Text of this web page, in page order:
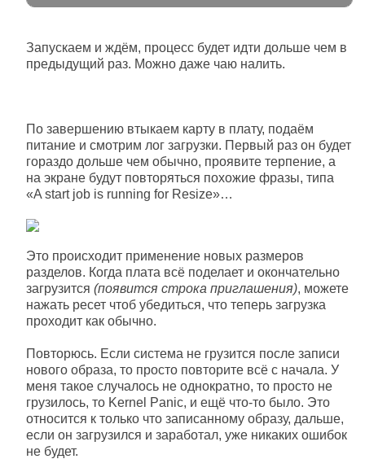
Запускаем и ждём, процесс будет идти дольше чем в
предыдущий раз. Можно даже чаю налить.
По завершению втыкаем карту в плату, подаём
питание и смотрим лог загрузки. Первый раз он будет
гораздо дольше чем обычно, проявите терпение, а
на экране будут повторяться похожие фразы, типа
«A start job is running for Resize»…
Это происходит применение новых размеров
разделов. Когда плата всё поделает и окончательно
загрузится (появится строка приглашения), можете
нажать ресет чтоб убедиться, что теперь загрузка
проходит как обычно.
Повторюсь. Если система не грузится после записи
нового образа, то просто повторите всё с начала. У
меня такое случалось не однократно, то просто не
грузилось, то Kernel Panic, и ещё что-то было. Это
относится к только что записанному образу, дальше,
если он загрузился и заработал, уже никаких ошибок
не будет.